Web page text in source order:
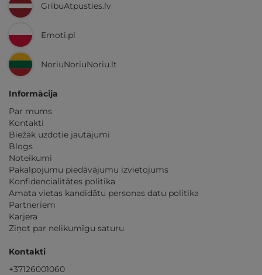
GribuAtpusties.lv
Emoti.pl
NoriuNoriuNoriu.lt
Informācija
Par mums
Kontakti
Biežāk uzdotie jautājumi
Blogs
Noteikumi
Pakalpojumu piedāvājumu izvietojums
Konfidencialitātes politika
Amata vietas kandidātu personas datu politika
Partneriem
Karjera
Ziņot par nelikumīgu saturu
Kontakti
+37126001060